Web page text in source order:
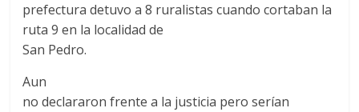
prefectura detuvo a 8 ruralistas cuando cortaban la
ruta 9 en la localidad de
San Pedro.
Aun
no declararon frente a la justicia pero serían